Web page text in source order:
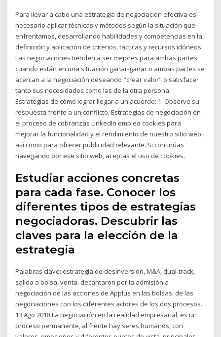
Para llevar a cabo una estrategia de negociación efectiva es
necesario aplicar técnicas y métodos según la situación que
enfrentamos, desarrollando habilidades y competencias en la
definición y aplicación de criterios, tácticas y recursos idóneos.
Las negociaciones tienden a ser mejores para ambas partes
cuando están en una situación ganar-ganar o ambas partes se
acercan a la negociación deseando "crear valor" o satisfacer
tanto sus necesidades como las de la otra persona.
Estrategias de cómo lograr llegar a un acuerdo: 1. Observe su
respuesta frente a un conflicto. Estrategias de negociación en
el proceso de cobranzas LinkedIn emplea cookies para
mejorar la funcionalidad y el rendimiento de nuestro sitio web,
así como para ofrecer publicidad relevante. Si continúas
navegando por ese sitio web, aceptas el uso de cookies.
Estudiar acciones concretas
para cada fase. Conocer los
diferentes tipos de estrategias
negociadoras. Descubrir las
claves para la elección de la
estrategia
Palabras clave: estrategia de desinversión, M&A, dual-track,
salida a bolsa, venta. decantaron por la admisión a
negociación de las acciones de Applus en las bolsas. de las
negociaciones con los diferentes actores de los dos procesos.
13 Ago 2018 La negociación en la realidad empresarial, es un
proceso permanente, al frente hay seres humanos, con